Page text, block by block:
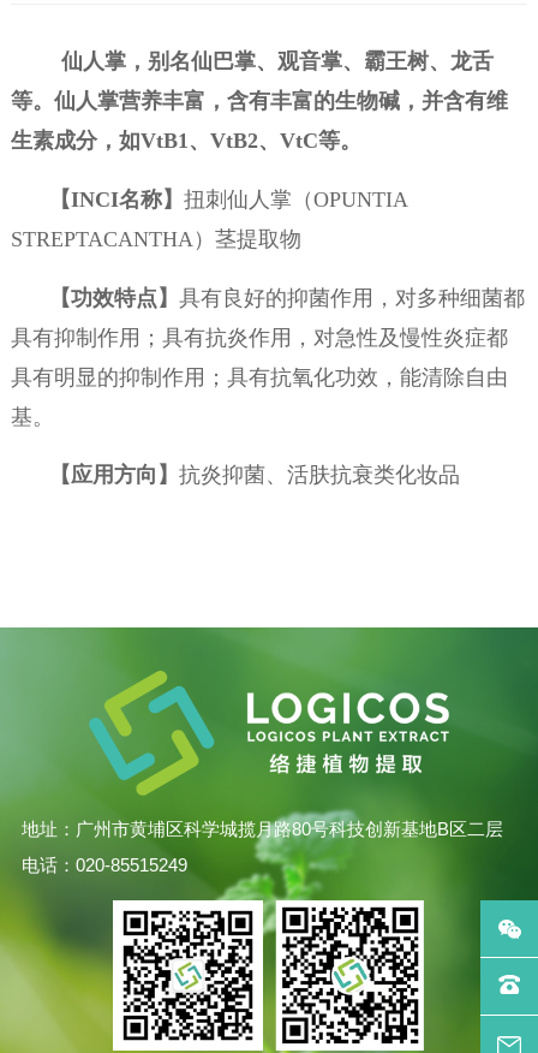
仙人掌，别名仙巴掌、观音掌、霸王树、龙舌
等。仙人掌营养丰富，含有丰富的生物碱，并含有维
生素成分，如VtB1、VtB2、VtC等。
【INCI名称】 扭刺仙人掌（OPUNTIA
STREPTACANTHA）茎提取物
【功效特点】 具有良好的抑菌作用，对多种细菌都
具有抑制作用；具有抗炎作用，对急性及慢性炎症都
具有明显的抑制作用；具有抗氧化功效，能清除自由
基。
【应用方向】 抗炎抑菌、活肤抗衰类化妆品
地址：广州市黄埔区科学城揽月路80号科技创新基地B区二层
电话：020-85515249